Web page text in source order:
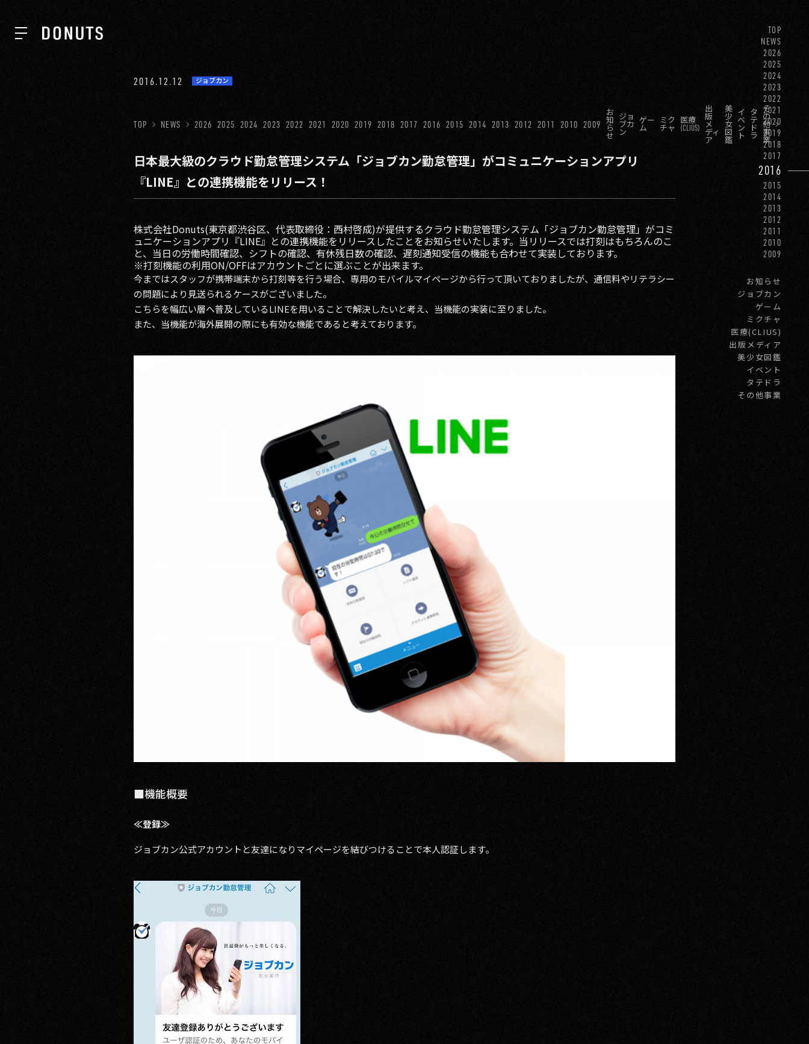
ABOUT
SERVICES
GROUP
RECRUIT
TOP
NEWS
2026
2025
2024
2023
2022
2021
2020
2019
2018
2017
2016
2015
2014
2013
2012
2011
2010
2009
お知らせ
ジョブカン
ゲーム
ミクチャ
医療(CLIUS)
出版メディア
美少女図鑑
イベント
タテドラ
その他事業
2016.12.12 ジョブカン
TOP NEWS 2026 2025 2024 2023 2022 2021 2020 2019 2018 2017 2016 2015 2014 2013 2012 2011 2010 2009
お
知
ら
せ
ジョ
ブカ
ン
ゲー
ム
ミク
チャ
医療
(CLIUS)
出
版
メ
ディ
ア
美
少
女
図
鑑
イ
ベ
ン
ト
タ
テ
ド
ラ
そ
の
他
事
業
日本最大級のクラウド勤怠管理システム「ジョブカン勤怠管理」がコミュニケーションアプリ
『LINE』との連携機能をリリース！
株式会社Donuts(東京都渋谷区、代表取締役：西村啓成)が提供するクラウド勤怠管理システム「ジョブカン勤怠管理」がコミ
ュニケーションアプリ『LINE』との連携機能をリリースしたことをお知らせいたします。当リリースでは打刻はもちろんのこ
と、当日の労働時間確認、シフトの確認、有休残日数の確認、遅刻通知受信の機能も合わせて実装しております。
※打刻機能の利用ON/OFFはアカウントごとに選ぶことが出来ます。
今まではスタッフが携帯端末から打刻等を行う場合、専用のモバイルマイページから行って頂いておりましたが、通信料やリテラシー
の問題により見送られるケースがございました。
こちらを幅広い層へ普及しているLINEを用いることで解決したいと考え、当機能の実装に至りました。
また、当機能が海外展開の際にも有効な機能であると考えております。
■機能概要
≪登録≫
ジョブカン公式アカウントと友達になりマイページを結びつけることで本人認証します。